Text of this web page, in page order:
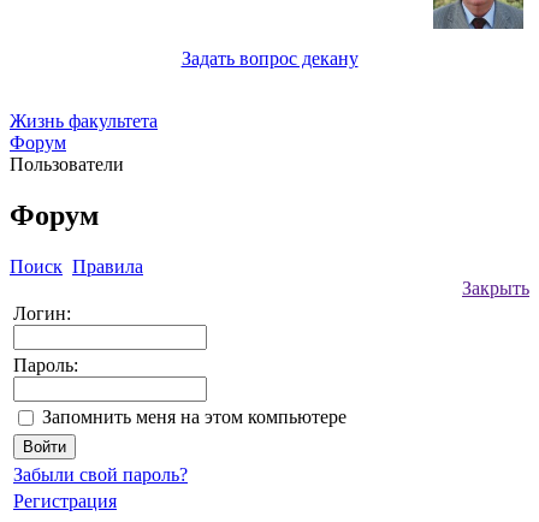
Задать вопрос декану
Жизнь факультета
Форум
Пользователи
Форум
Поиск Правила
Закрыть
Логин:
Пароль:
Запомнить меня на этом компьютере
Забыли свой пароль?
Регистрация